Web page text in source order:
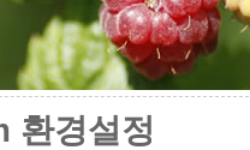
환경설정